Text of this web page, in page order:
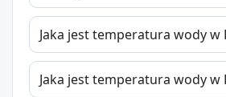
Jaka jest temperatura wody w
Jaka jest temperatura wody w